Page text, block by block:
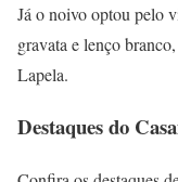
Já o noivo optou pelo
gravata e lenço
Lapela.
Destaques do